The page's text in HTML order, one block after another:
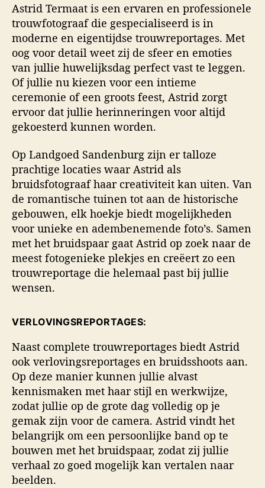
Astrid Termaat is een ervaren en professionele
trouwfotograaf die gespecialiseerd is in
moderne en eigentijdse trouwreportages. Met
oog voor detail weet zij de sfeer en emoties
van jullie huwelijksdag perfect vast te leggen.
Of jullie nu kiezen voor een intieme
ceremonie of een groots feest, Astrid zorgt
ervoor dat jullie herinneringen voor altijd
gekoesterd kunnen worden.
Op Landgoed Sandenburg zijn er talloze
prachtige locaties waar Astrid als
bruidsfotograaf haar creativiteit kan uiten. Van
de romantische tuinen tot aan de historische
gebouwen, elk hoekje biedt mogelijkheden
voor unieke en adembenemende foto’s. Samen
met het bruidspaar gaat Astrid op zoek naar de
meest fotogenieke plekjes en creëert zo een
trouwreportage die helemaal past bij jullie
wensen.
VERLOVINGSREPORTAGES:
Naast complete trouwreportages biedt Astrid
ook verlovingsreportages en bruidsshoots aan.
Op deze manier kunnen jullie alvast
kennismaken met haar stijl en werkwijze,
zodat jullie op de grote dag volledig op je
gemak zijn voor de camera. Astrid vindt het
belangrijk om een persoonlijke band op te
bouwen met het bruidspaar, zodat zij jullie
verhaal zo goed mogelijk kan vertalen naar
beelden.